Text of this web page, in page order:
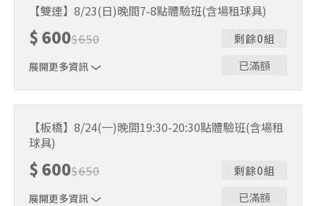
制。歡迎邀請親友一同報名參加，享受團體運動樂趣！ 如
人數未達開班門檻，或因天候不佳無法如期舉行，POA將視
情況安排延期或併班處理。 ⚠️ 報名完成後，如因天候因素
無法上課，僅提供課程延期選項，恕不退費，請參閱【報名
與課程異動規則】。報名後視為您已同意上述規則。
【雙連】8/23(日)晚間7-8點體驗班(含場租球具)
$ 600$650
展開更多資訊
剩餘0組
已滿額
制。歡迎邀請親友一同報名參加，享受團體運動樂趣！ 如
人數未達開班門檻，或因天候不佳無法如期舉行，POA將視
情況安排延期或併班處理。 ⚠️ 報名完成後，如因天候因素
無法上課，僅提供課程延期選項，恕不退費，請參閱【報名
與課程異動規則】。報名後視為您已同意上述規則。
【板橋】8/24(一)晚間19:30-20:30點體驗班(含場租
球具)
$ 600$650
展開更多資訊
剩餘0組
已滿額